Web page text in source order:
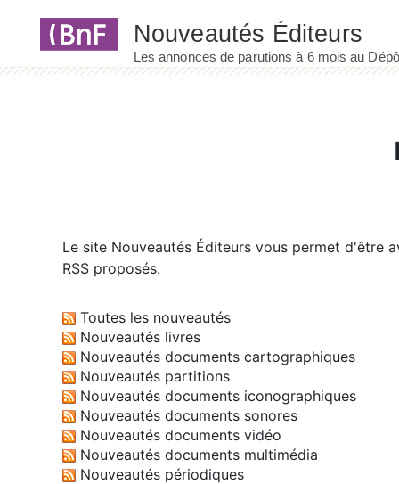
Le site Nouveautés Éditeurs vous permet d'être
RSS proposés.
Toutes les nouveautés
Nouveautés livres
Nouveautés documents cartographiques
Nouveautés partitions
Nouveautés documents iconographiques
Nouveautés documents sonores
Nouveautés documents vidéo
Nouveautés documents multimédia
Nouveautés périodiques